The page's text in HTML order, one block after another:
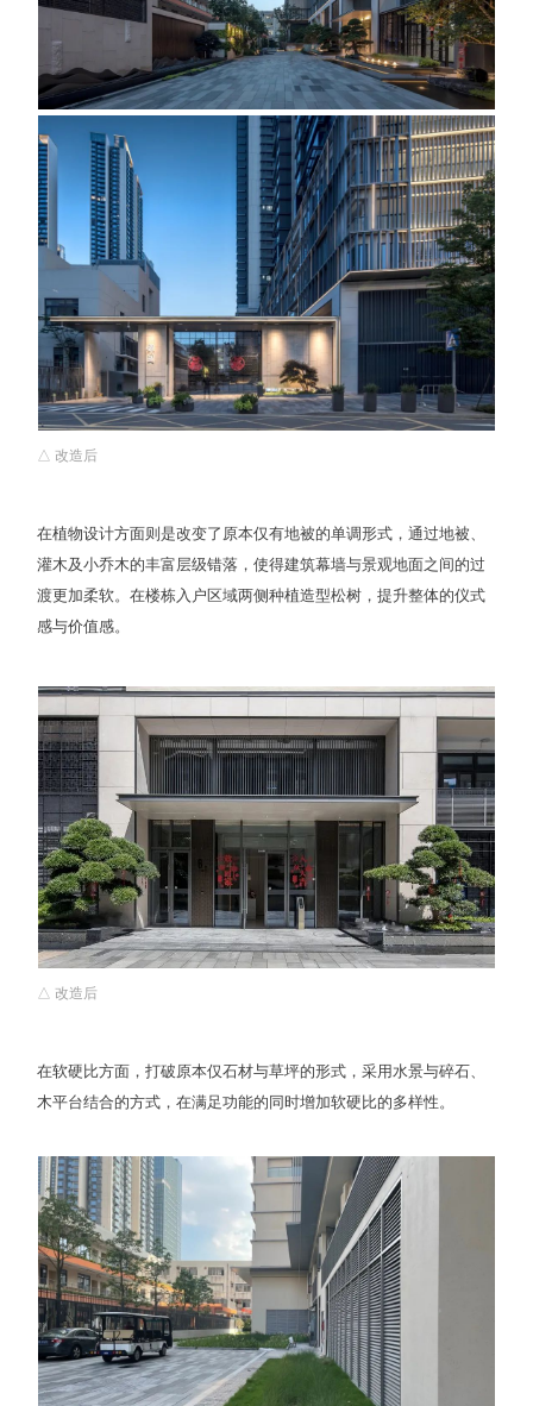
△ 改造后
在植物设计方面则是改变了原本仅有地被的单调形式，通过地被、
灌木及小乔木的丰富层级错落，使得建筑幕墙与景观地面之间的过
渡更加柔软。在楼栋入户区域两侧种植造型松树，提升整体的仪式
感与价值感。
△ 改造后
在软硬比方面，打破原本仅石材与草坪的形式，采用水景与碎石、
木平台结合的方式，在满足功能的同时增加软硬比的多样性。